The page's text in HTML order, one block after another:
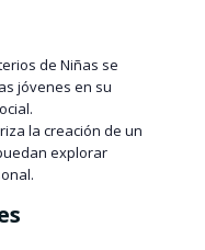
de Niñas se
jóvenes en su
la creación de un
explorar